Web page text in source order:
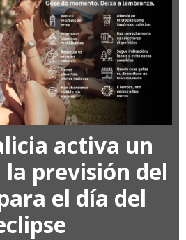
activa un
previsión del
el día del